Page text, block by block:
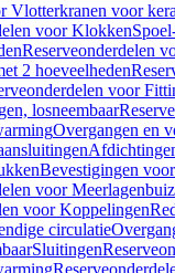
Vlotterkranen voor
voor Klokken
Reserveonderdelen
2 hoeveelheden
voor
losneembaar
Overgangen en
Bevestigingen
voor
voor Koppelingen
circulatie
Sluitingen